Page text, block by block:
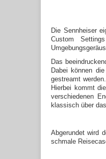
Die Sennheiser
Custom
Das
Dabei können
gestreamt werden.
Hierbei kommt
verschiedenen
klassisch über
Abgerundet wird
schmale